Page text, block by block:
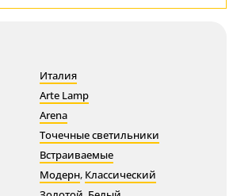
Италия
Arte Lamp
Arena
Точечные светильники
Встраиваемые
Модерн, Классический